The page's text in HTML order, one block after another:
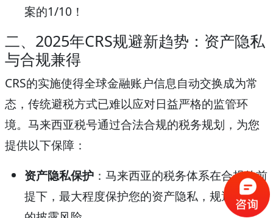
案的1/10！
二、2025年CRS规避新趋势：资产隐私
与合规兼得
CRS的实施使得全球金融账户信息自动交换成为常
态，传统避税方式已难以应对日益严格的监管环
境。马来西亚税号通过合法合规的税务规划，为您
提供以下保障：
资产隐私保护 ：马来西亚的税务体系在合规的前
提下，最大程度保护您的资产隐私，规避不必要